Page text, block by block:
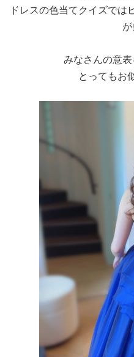
ドレスの色当てクイズでは
みなさんの意
とってもお